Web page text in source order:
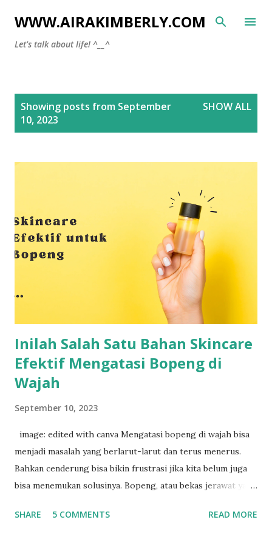
Skip to main content
WWW.AIRAKIMBERLY.COM
Let's talk about life! ^__^
Showing posts from September
10, 2023
SHOW ALL
Inilah Salah Satu Bahan Skincare
Efektif Mengatasi Bopeng di
Wajah
September 10, 2023
image: edited with canva Mengatasi bopeng di wajah bisa
menjadi masalah yang berlarut-larut dan terus menerus.
Bahkan cenderung bisa bikin frustrasi jika kita belum juga
bisa menemukan solusinya. Bopeng, atau bekas jerawat yang
dalam perawatan kulit. Biasanya, bopeng terbentuk saat
SHARE 5 COMMENTS READ MORE